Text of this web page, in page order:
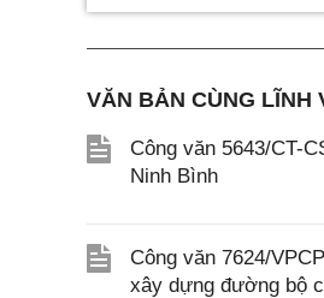
VĂN BẢN CÙNG LĨNH
Công văn 5643/CT-
Ninh Bình
Công văn 7624/
xây dựng đường bộ